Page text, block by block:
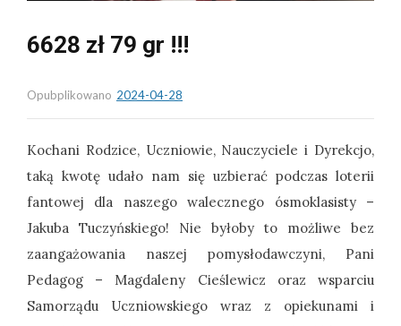
6628 zł 79 gr !!!
Opubplikowano 2024-04-28
Kochani Rodzice, Uczniowie, Nauczyciele i Dyrekcjo,
taką kwotę udało nam się uzbierać podczas loterii
fantowej dla naszego walecznego ósmoklasisty –
Jakuba Tuczyńskiego! Nie byłoby to możliwe bez
zaangażowania naszej pomysłodawczyni, Pani
Pedagog – Magdaleny Cieślewicz oraz wsparciu
Samorządu Uczniowskiego wraz z opiekunami i